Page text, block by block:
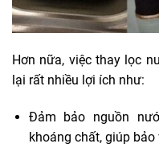
Hơn nữa, việc thay lọc
lại rất nhiều lợi ích như:
Đảm bảo nguồn
khoáng chất, giúp bảo